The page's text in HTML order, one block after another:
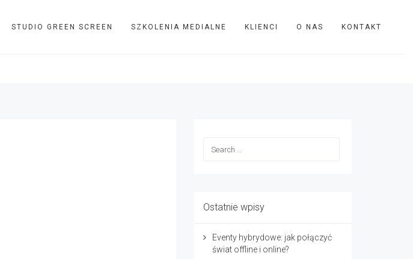
STUDIO GREEN SCREEN SZKOLENIA MEDIALNE KLIENCI O NAS KONTAKT
Ostatnie wpisy
Eventy hybrydowe: jak połączyć
świat offline i online?